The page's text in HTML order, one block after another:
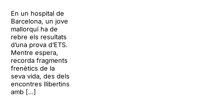
En un hospital de
Barcelona, un jove
mallorquí ha de
rebre els resultats
d’una prova d’ETS.
Mentre espera,
recorda fragments
frenètics de la
seva vida, des dels
encontres llibertins
amb […]